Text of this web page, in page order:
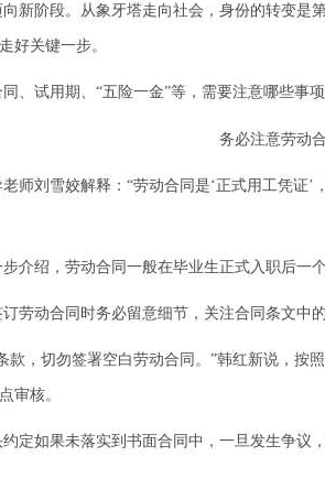
新阶段。从象牙塔走向社会，身份的转变是
好关键一步。
、试用期、“五险一金”等，需要注意哪些事
务必注意劳动
师刘雪姣解释：“劳动合同是‘正式用工凭
介绍，劳动合同一般在毕业生正式入职后一
劳动合同时务必留意细节，关注合同条文中
款，切勿签署空白劳动合同。”韩红新说，
审核。
定如果未落实到书面合同中，一旦发生争